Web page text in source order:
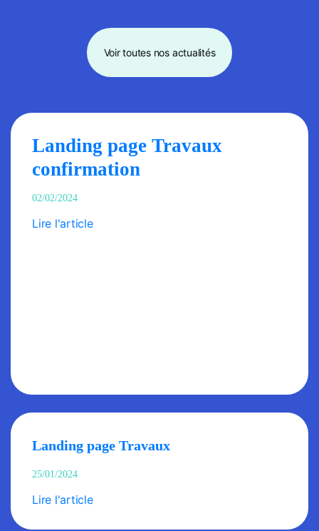
Voir toutes nos actualités
Landing page Travaux
confirmation
02/02/2024
Lire l'article
Landing page Travaux
25/01/2024
Lire l'article